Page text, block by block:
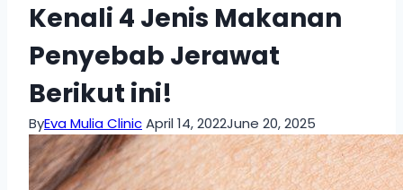
Kenali 4 Jenis Makanan
Penyebab Jerawat
Berikut ini!
ByEva Mulia ClinicApril 14, 2022June 20, 2025